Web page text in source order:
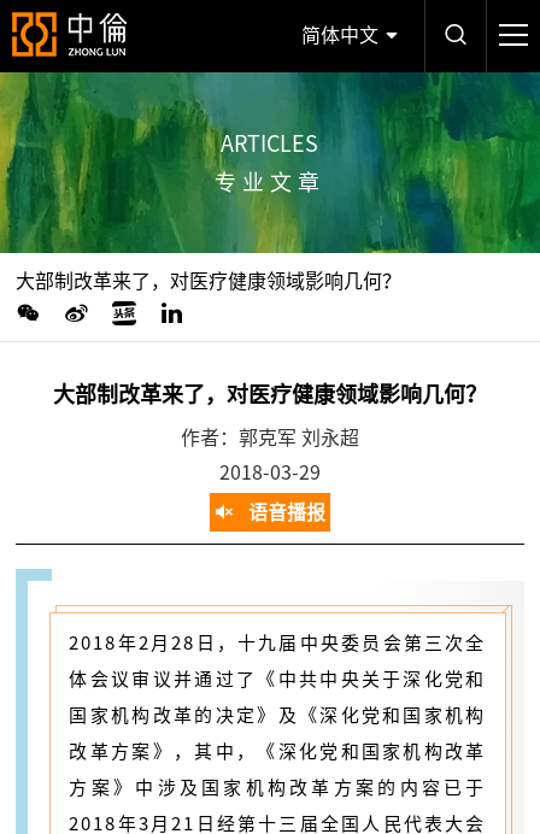
简体中文
ARTICLES
专业文章
大部制改革来了，对医疗健康领域影响几何？
大部制改革来了，对医疗健康领域影响几何？
作者：郭克军 刘永超
2018-03-29
语音播报
2018年2月28日，十九届中央委员会第三次全
体会议审议并通过了《中共中央关于深化党和
国家机构改革的决定》及《深化党和国家机构
改革方案》，其中，《深化党和国家机构改革
方案》中涉及国家机构改革方案的内容已于
2018年3月21日经第十三届全国人民代表大会